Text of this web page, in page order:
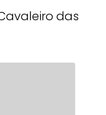
das